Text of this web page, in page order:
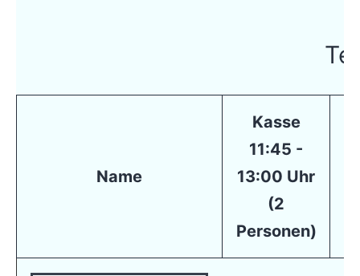
Name
Kasse
11:45 -
13:00 Uhr
(2
Personen)